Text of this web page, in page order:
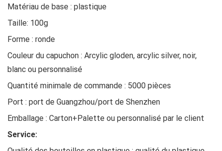
Matériau de base : plastique
Taille: 100g
Forme : ronde
Couleur du capuchon : Arcylic gloden, arcylic silver, noir,
blanc ou personnalisé
Quantité minimale de commande : 5000 pièces
Port : port de Guangzhou/port de Shenzhen
Emballage : Carton+Palette ou personnalisé par le client
Service: